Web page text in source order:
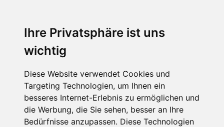
Ihre Privatsphäre ist uns
wichtig
Diese Website verwendet Cookies und
Targeting Technologien, um Ihnen ein
besseres Internet-Erlebnis zu ermöglichen und
die Werbung, die Sie sehen, besser an Ihre
Bedürfnisse anzupassen. Diese Technologien